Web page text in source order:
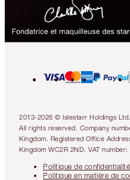
2013-2026 © Islestarr Holdings
All rights reserved. Company
Kingdom. Registered Office
Kingdom WC2R 2ND. VAT
Politique de confidentialité
Politique en matière de